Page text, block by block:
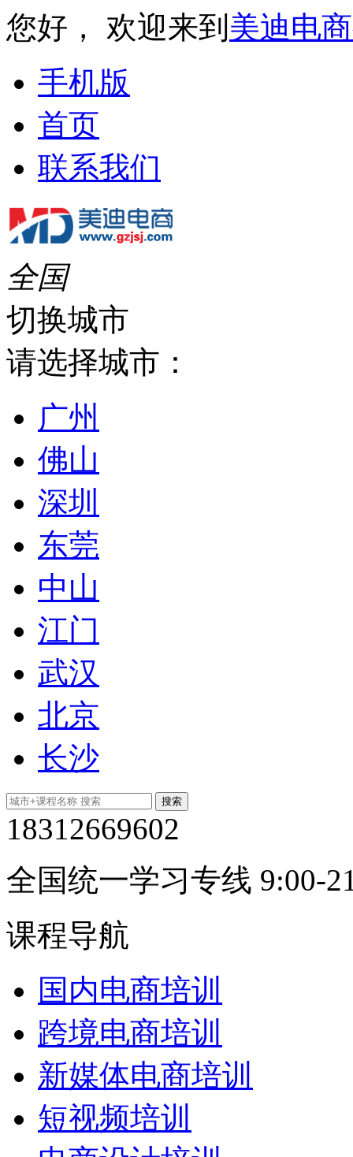
您好， 欢迎来到 美迪电
手机版
首页
联系我们
全国
切换城市
请选择城市：
广州
佛山
深圳
东莞
中山
江门
武汉
北京
长沙
18312669602
全国统一学习专线 9:00-
课程导航
国内电商培训
跨境电商培训
新媒体电商培训
短视频培训